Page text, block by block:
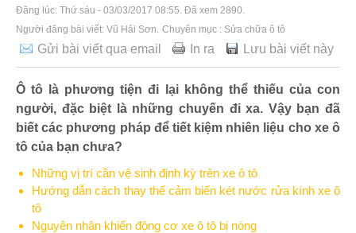
Đăng lúc: Thứ sáu - 03/03/2017 08:55 . Đã xem 2890.
Người đăng bài viết: Vũ Hải Sơn Chuyên mục : Sửa chữa ô tô
Gửi bài viết qua email In ra Lưu bài viết này
Ô tô là phương tiện đi lại không thể thiếu của con
người, đặc biệt là những chuyến đi xa. Vậy bạn đã
biết các phương pháp để tiết kiệm nhiên liệu cho xe ô
tô của bạn chưa?
Những vị trí cần vệ sinh định kỳ trên xe ô tô
Hướng dẫn cách thay thế cảm biến két nước rửa kính xe ô
tô
Nguyên nhân khiến động cơ xe ô tô bị nóng